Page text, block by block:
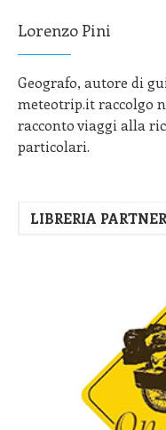
Lorenzo Pini
Geografo, autore di
meteotrip.it raccolgo
racconto viaggi alla
particolari.
LIBRERIA PARTNER